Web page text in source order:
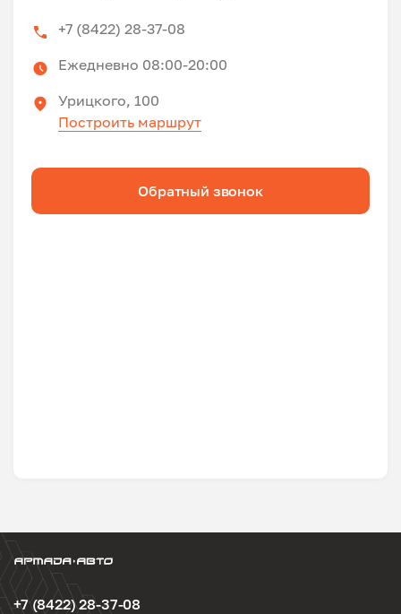
+7 (8422) 28-37-08
Ежедневно 08:00-20:00
Урицкого, 100
Построить маршрут
Обратный звонок
+7 (8422) 28-37-08